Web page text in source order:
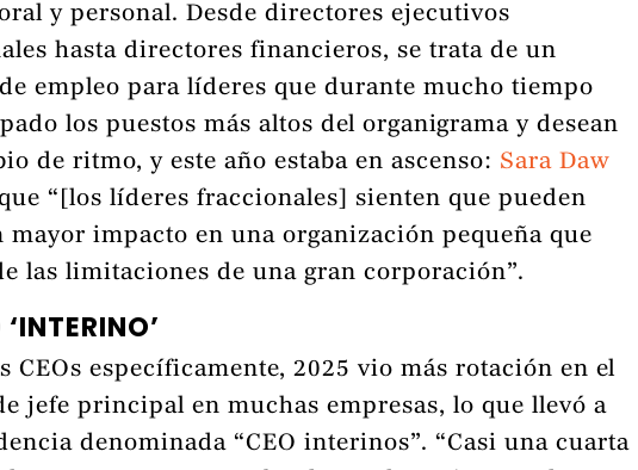
y personal. Desde directores ejecutivos
hasta directores financieros, se trata de un
empleo para líderes que durante mucho tiempo
los puestos más altos del organigrama y desean
de ritmo, y este año estaba en ascenso: Sara Daw
“[los líderes fraccionales] sienten que pueden
mayor impacto en una organización pequeña que
las limitaciones de una gran corporación”.
CEOs específicamente, 2025 vio más rotación en el
jefe principal en muchas empresas, lo que llevó a
denominada “CEO interinos”. “Casi una cuarta